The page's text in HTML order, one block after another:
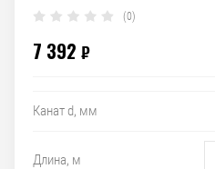
(0)
7 392 ₽
Канат d, мм
Длина, м